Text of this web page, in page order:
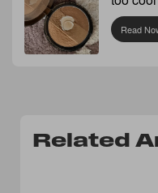
Read
Related